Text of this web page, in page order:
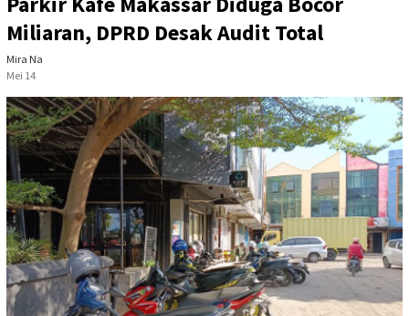
Miliaran, DPRD Desak Audit Total
Mira Na
Mei 14